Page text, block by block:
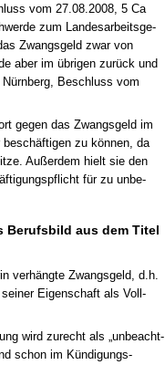
vom 27.08.2008, 5 Ca
zum Lan­des­ar­beits­ge­
Zwangs­geld zwar von
aber im übri­gen zurück und
Be­schluss vom
ge­gen das Zwangs­geld im
zu können, da
Außer­dem hielt sie den
für zu un­be­
Be­rufs­bild aus dem Ti­tel
verhäng­te Zwangs­geld, d.h.
Ei­gen­schaft als Voll­
wird zu­recht als „un­be­acht­
schon im Kündi­gungs­